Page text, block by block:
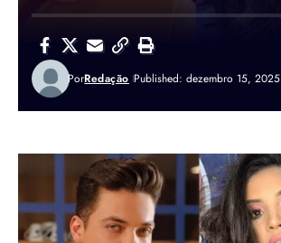
PorRedação Published: dezembro 15, 2025